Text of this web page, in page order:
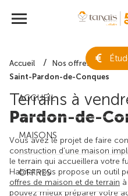
ACCUEIL
MAISONS
OFFRES
Accueil Nos offres de terrain
Saint-Pardon-de-Conques
Terrains à
Pardon-de-
Vous avez le projet de faire
construction d'une maison
le terrain qui accueillera votre
Habitat vous propose un outil
offres de maison et de terrain
pouvez mieux préparer votre